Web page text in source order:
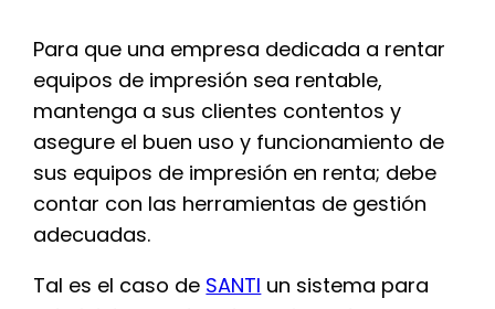
Para que una empresa dedicada a rentar
equipos de impresión sea rentable,
mantenga a sus clientes contentos y
asegure el buen uso y funcionamiento de
sus equipos de impresión en renta; debe
contar con las herramientas de gestión
adecuadas.
Tal es el caso de SANTI un sistema para